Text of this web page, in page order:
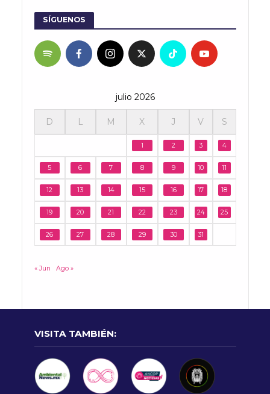
SÍGUENOS
julio 2026
D L M X J V S
1 2 3 4
5 6 7 8 9 10 11
12 13 14 15 16 17 18
19 20 21 22 23 24 25
26 27 28 29 30 31
« Jun Ago »
VISITA TAMBIÉN: